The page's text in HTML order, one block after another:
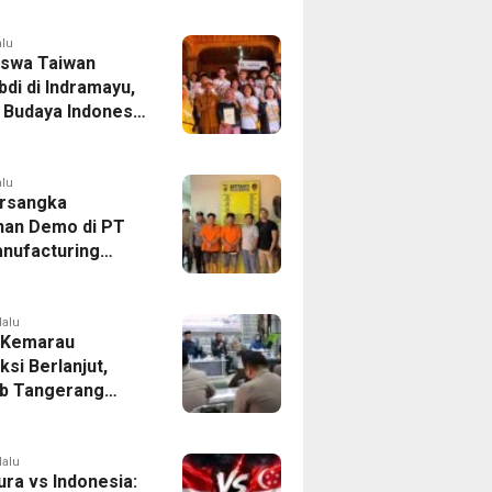
Taiwan
di Indramayu,
Indonesia
Pekerja
Demo di PT
Ditahan, Polda
Pengelolaan
Berlanjut,
Tangerang
Langkah
vs Indonesia: